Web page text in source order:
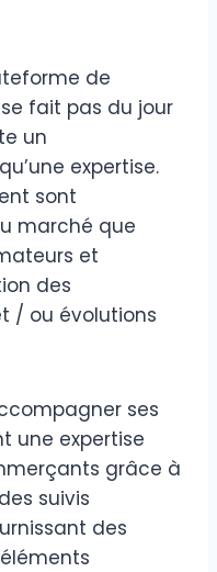
de
fait pas du jour
un
expertise.
sont
marché que
et
des
/ ou évolutions
ses
une expertise
grâce à
suivis
des